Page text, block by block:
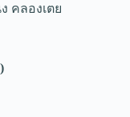
คลองเตย